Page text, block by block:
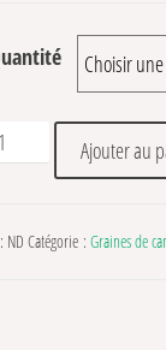
de Ginger
Ajouter au
ND Catégorie : Graines de